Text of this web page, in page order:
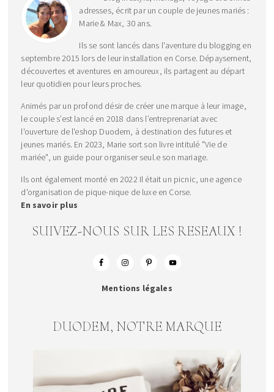
adresses, écrit par un couple de jeunes mariés :
Marie & Max, 30 ans.
Ils se sont lancés dans l'aventure du blogging en
septembre 2015 lors de leur installation en Corse. Dépaysement,
découvertes et aventures en amoureux, ils partagent au départ
leur quotidien pour leurs proches.
Animés par un profond désir de créer une marque à leur image,
le couple s’est lancé en 2018 dans l’entreprenariat avec
l'ouverture de l'eshop Duodem, à destination des futures et
jeunes mariés. En 2023, Marie sort son livre intitulé "Vie de
mariée", un guide pour organiser seul.e son mariage.
Ils ont également monté en 2022 Il était un picnic, une agence
d'organisation de pique-nique de luxe en Corse.
En savoir plus
SUIVEZ-NOUS SUR LES RESEAUX !
Mentions légales
DUODEM, NOTRE MARQUE